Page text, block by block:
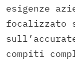
esigenze
focalizzato
compiti